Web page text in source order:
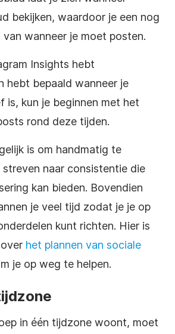
bekijken, waardoor je een nog
wanneer je moet posten.
Insights hebt
hebt bepaald wanneer je
is, kun je beginnen met het
rond deze tijden.
is om handmatig te
naar consistentie die
kan bieden. Bovendien
je veel tijd zodat je je op
kunt richten. Hier is
het plannen van sociale
je op weg te helpen.
in één tijdzone woont, moet